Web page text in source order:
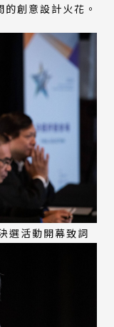
創意設計火花。
選活動開幕致詞